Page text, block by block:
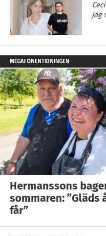
jag
MEGAFONENTIDNINGEN
Hermanssons
sommaren:
får”